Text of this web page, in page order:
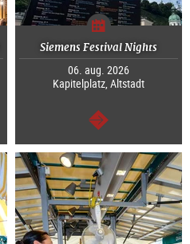
Siemens Festival Nights
06. aug. 2026
Kapitelplatz, Altstadt
Tovább